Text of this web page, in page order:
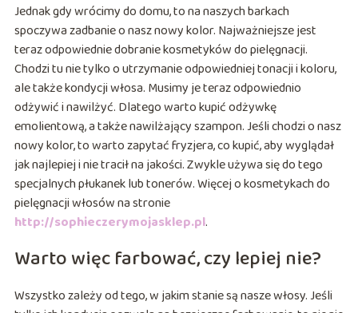
Jednak gdy wrócimy do domu, to na naszych barkach
spoczywa zadbanie o nasz nowy kolor. Najważniejsze jest
teraz odpowiednie dobranie kosmetyków do pielęgnacji.
Chodzi tu nie tylko o utrzymanie odpowiedniej tonacji i koloru,
ale także kondycji włosa. Musimy je teraz odpowiednio
odżywić i nawilżyć. Dlatego warto kupić odżywkę
emolientową, a także nawilżający szampon. Jeśli chodzi o nasz
nowy kolor, to warto zapytać fryzjera, co kupić, aby wyglądał
jak najlepiej i nie tracił na jakości. Zwykle używa się do tego
specjalnych płukanek lub tonerów. Więcej o kosmetykach do
pielęgnacji włosów na stronie
http://sophieczerymojasklep.pl.
Warto więc farbować, czy lepiej nie?
Wszystko zależy od tego, w jakim stanie są nasze włosy. Jeśli